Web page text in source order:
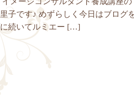
子です♪ めずらしく今日はブログ
続いてルミエー […]